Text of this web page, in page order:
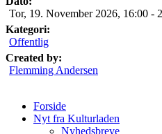
Tor, 19. November 2026, 16:00 -
Kategori:
Offentlig
Created by:
Flemming Andersen
Forside
Nyt fra Kulturladen
Nyhedsbreve